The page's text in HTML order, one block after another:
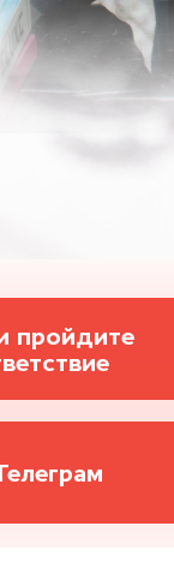
пройдите